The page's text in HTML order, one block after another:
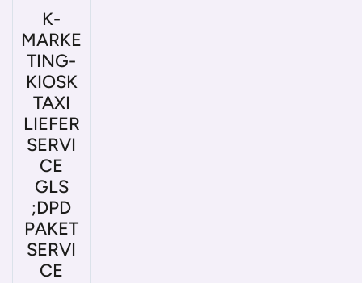
K-
MARKE
TING-
KIOSK
TAXI
LIEFER
SERVI
CE
GLS
;DPD
PAKET
SERVI
CE